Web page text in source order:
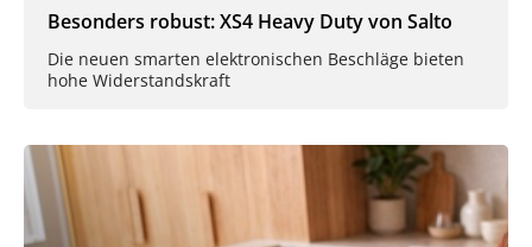
Besonders robust: XS4 Heavy Duty von Salto
Die neuen smarten elektronischen Beschläge bieten
hohe Widerstandskraft